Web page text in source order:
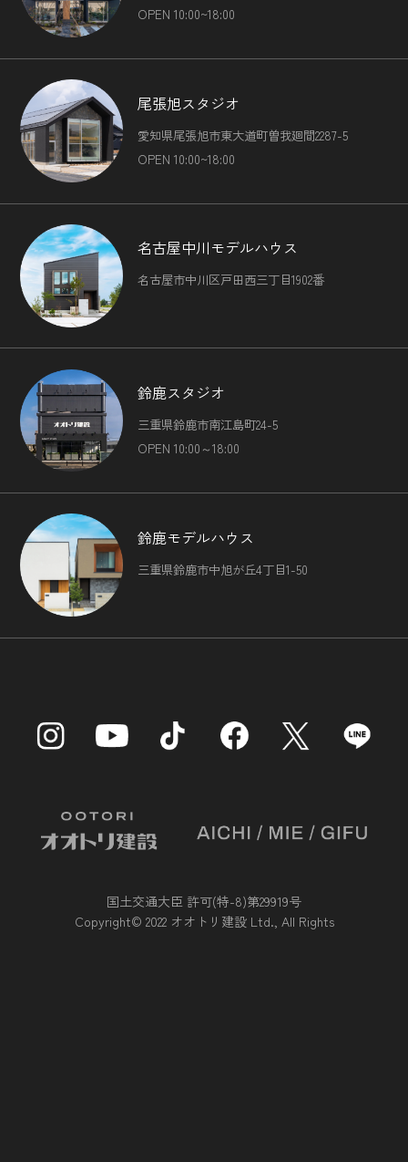
OPEN 10:00~18:00
尾張旭スタジオ
愛知県尾張旭市東大道町曽我廻間2287-5
OPEN 10:00~18:00
名古屋中川モデルハウス
名古屋市中川区戸田西三丁目1902番
鈴鹿スタジオ
三重県鈴鹿市南江島町24-5
OPEN 10:00～18:00
鈴鹿モデルハウス
三重県鈴鹿市中旭が丘4丁目1-50
国土交通大臣 許可(特-8)第29919号
Copyright© 2022 オオトリ建設 Ltd., All Rights